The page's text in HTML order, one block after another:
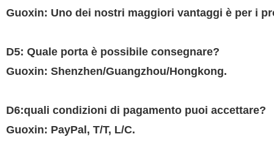
Guoxin: Uno dei nostri maggiori vantaggi è per i
D5: Quale porta è possibile consegnare?
Guoxin: Shenzhen/Guangzhou/Hongkong.
D6:quali condizioni di pagamento puoi accettare?
Guoxin: PayPal, T/T, L/C.